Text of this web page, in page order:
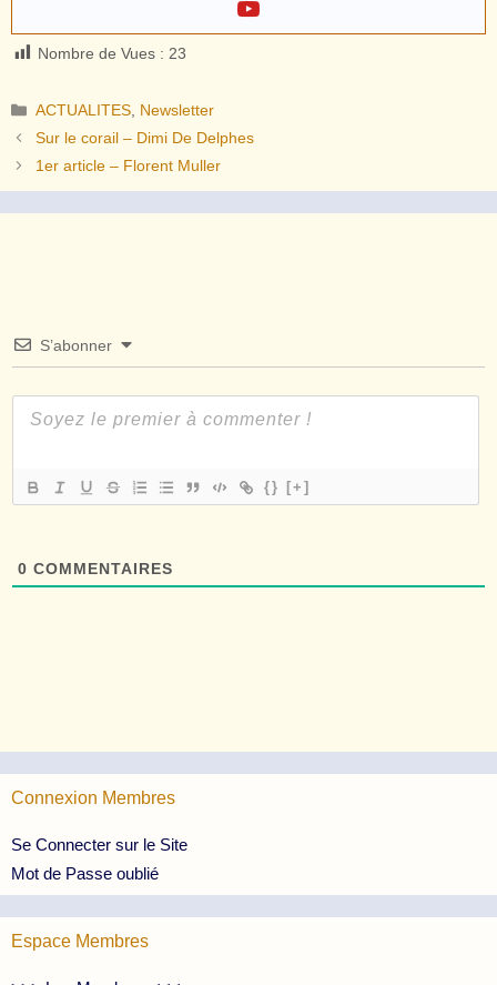
Nombre de Vues : 23
Catégories
ACTUALITES Newsletter
Sur le corail – Dimi De Delphes
1er article – Florent Muller
S’abonner
{} [+]
0 COMMENTAIRES
Connexion Membres
Se Connecter sur le Site
Mot de Passe oublié
Espace Membres